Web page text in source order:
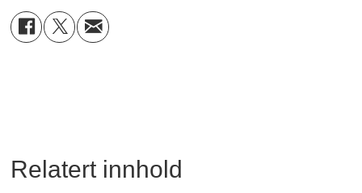
Relatert innhold